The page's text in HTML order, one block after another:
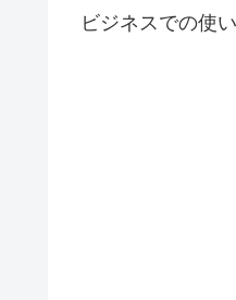
ビジネスでの使